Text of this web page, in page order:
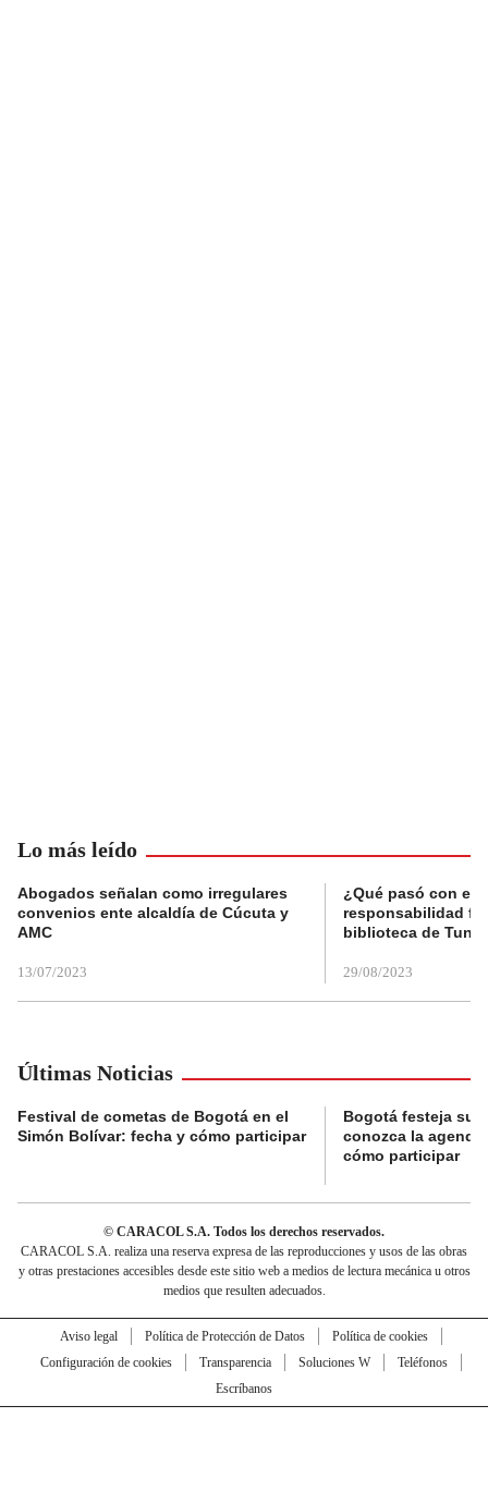
Lo más leído
Abogados señalan como irregulares
convenios ente alcaldía de Cúcuta y
AMC
13/07/2023
¿Qué pasó con el
responsabilidad
biblioteca de
29/08/2023
Últimas Noticias
Festival de cometas de Bogotá en el
Simón Bolívar: fecha y cómo participar
Bogotá festeja su
conozca la
cómo participar
© CARACOL S.A. Todos los derechos reservados.
CARACOL S.A. realiza una reserva expresa de las reproducciones y usos de las obras
y otras prestaciones accesibles desde este sitio web a medios de lectura mecánica u otros
medios que resulten adecuados.
Aviso legal Política de Protección de Datos
Política de cookies
Configuración de cookies
Transparencia Soluciones W
Teléfonos
Escríbanos